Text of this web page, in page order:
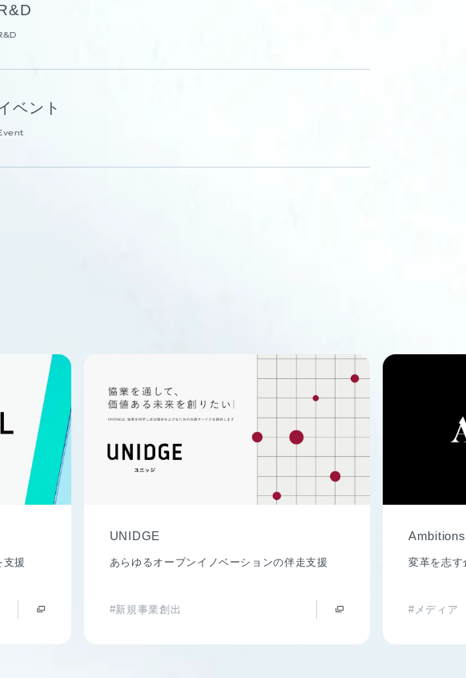
ベント
援
UNIDGE
あらゆるオープンイノベーションの伴走支援
#新規事業創出
Ambitions
変革を志す
#メディア